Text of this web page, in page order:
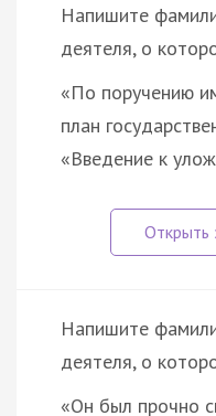
Напишите
деятеля, о
«По поручению
план
«Введение к
Напишите
деятеля, о
«Он был прочно